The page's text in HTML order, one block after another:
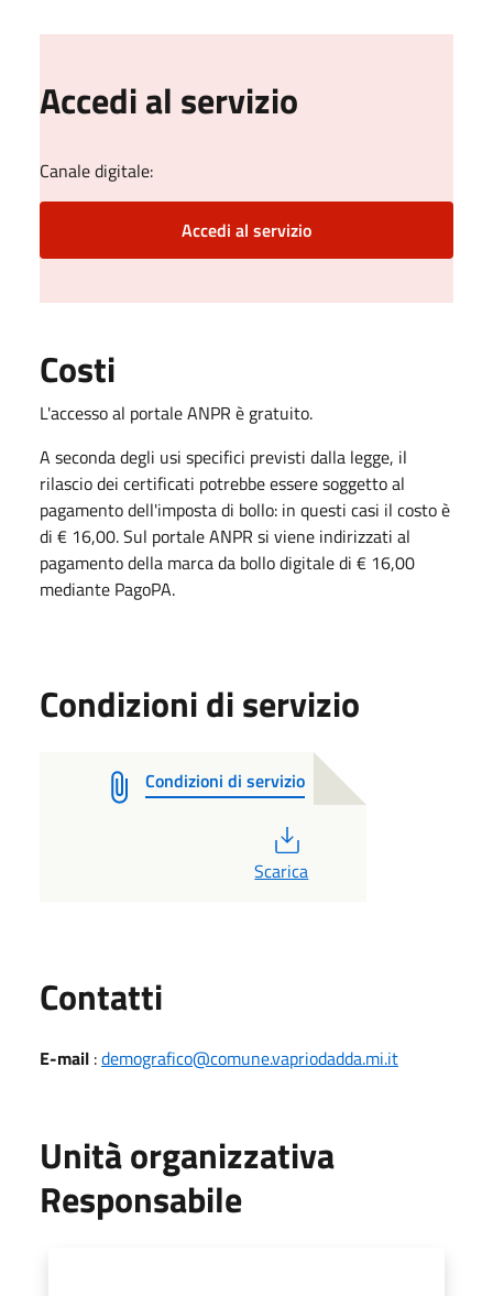
Accedi al servizio
Canale digitale:
Accedi al servizio
Costi
L'accesso al portale ANPR è gratuito.
A seconda degli usi specifici previsti dalla legge, il
rilascio dei certificati potrebbe essere soggetto al
pagamento dell'imposta di bollo: in questi casi il costo è
di € 16,00. Sul portale ANPR si viene indirizzati al
pagamento della marca da bollo digitale di € 16,00
mediante PagoPA.
Condizioni di servizio
Condizioni di servizio
Scarica
Contatti
E-mail :demografico@comune.vapriodadda.mi.it
Unità organizzativa
Responsabile